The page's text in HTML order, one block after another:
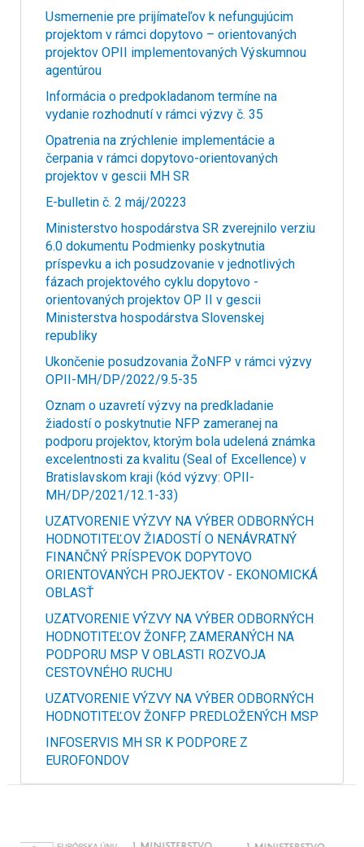
Usmernenie pre prijímateľov k nefungujúcim
projektom v rámci dopytovo – orientovaných
projektov OPII implementovaných Výskumnou
agentúrou
Informácia o predpokladanom termíne na
vydanie rozhodnutí v rámci výzvy č. 35
Opatrenia na zrýchlenie implementácie a
čerpania v rámci dopytovo-orientovaných
projektov v gescii MH SR
E-bulletin č. 2 máj/20223
Ministerstvo hospodárstva SR zverejnilo verziu
6.0 dokumentu Podmienky poskytnutia
príspevku a ich posudzovanie v jednotlivých
fázach projektového cyklu dopytovo -
orientovaných projektov OP II v gescii
Ministerstva hospodárstva Slovenskej
republiky
Ukončenie posudzovania ŽoNFP v rámci výzvy
OPII-MH/DP/2022/9.5-35
Oznam o uzavretí výzvy na predkladanie
žiadostí o poskytnutie NFP zameranej na
podporu projektov, ktorým bola udelená známka
excelentnosti za kvalitu (Seal of Excellence) v
Bratislavskom kraji (kód výzvy: OPII-
MH/DP/2021/12.1-33)
UZATVORENIE VÝZVY NA VÝBER ODBORNÝCH
HODNOTITEĽOV ŽIADOSTÍ O NENÁVRATNÝ
FINANČNÝ PRÍSPEVOK DOPYTOVO
ORIENTOVANÝCH PROJEKTOV - EKONOMICKÁ
OBLASŤ
UZATVORENIE VÝZVY NA VÝBER ODBORNÝCH
HODNOTITEĽOV ŽONFP, ZAMERANÝCH NA
PODPORU MSP V OBLASTI ROZVOJA
CESTOVNÉHO RUCHU
UZATVORENIE VÝZVY NA VÝBER ODBORNÝCH
HODNOTITEĽOV ŽONFP PREDLOŽENÝCH MSP
INFOSERVIS MH SR K PODPORE Z
EUROFONDOV